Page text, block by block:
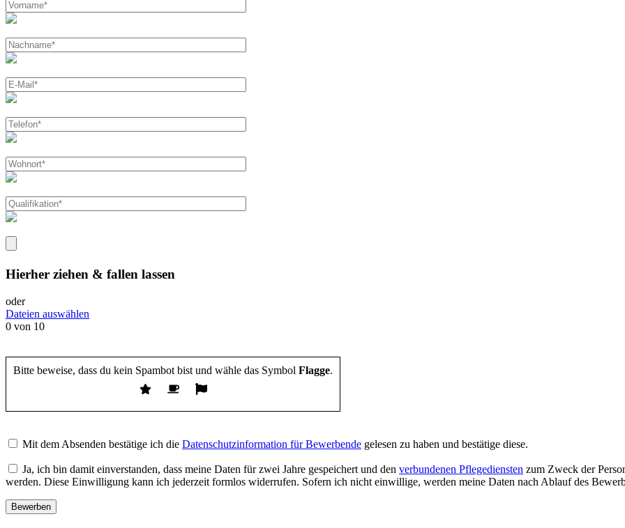
Hierher ziehen & fallen lassen
oder
Dateien auswählen
0 von 10
Bitte beweise, dass du kein Spambot bist und wähle das Symbol Flagge.
lasse
Feld
leer.
Mit dem Absenden bestätige ich die Datenschutzinformation für Bewerbende gelesen zu haben und bestätige diese.
Ja, ich bin damit einverstanden, dass meine Daten für zwei Jahre gespeichert und den verbundenen Pflegediensten zum Zweck der
werden. Diese Einwilligung kann ich jederzeit formlos widerrufen. Sofern ich nicht einwillige, werden meine Daten nach Ablauf des